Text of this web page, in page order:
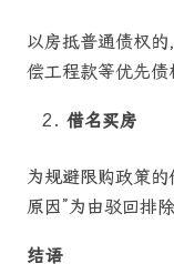
以房抵普通债权
偿工程款等优先债
借名买房
为规避限购政策
原因”为由驳回排
结语